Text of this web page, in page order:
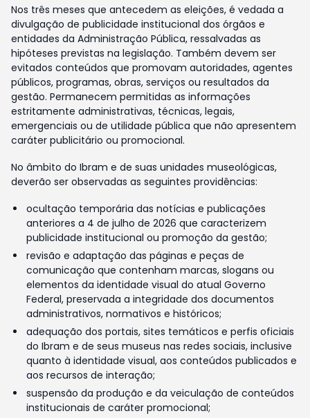
Nos três meses que antecedem as eleições, é vedada a
divulgação de publicidade institucional dos órgãos e
entidades da Administração Pública, ressalvadas as
hipóteses previstas na legislação. Também devem ser
evitados conteúdos que promovam autoridades, agentes
públicos, programas, obras, serviços ou resultados da
gestão. Permanecem permitidas as informações
estritamente administrativas, técnicas, legais,
emergenciais ou de utilidade pública que não apresentem
caráter publicitário ou promocional.
No âmbito do Ibram e de suas unidades museológicas,
deverão ser observadas as seguintes providências:
ocultação temporária das notícias e publicações
anteriores a 4 de julho de 2026 que caracterizem
publicidade institucional ou promoção da gestão;
revisão e adaptação das páginas e peças de
comunicação que contenham marcas, slogans ou
elementos da identidade visual do atual Governo
Federal, preservada a integridade dos documentos
administrativos, normativos e históricos;
adequação dos portais, sites temáticos e perfis oficiais
do Ibram e de seus museus nas redes sociais, inclusive
quanto à identidade visual, aos conteúdos publicados e
aos recursos de interação;
suspensão da produção e da veiculação de conteúdos
institucionais de caráter promocional;